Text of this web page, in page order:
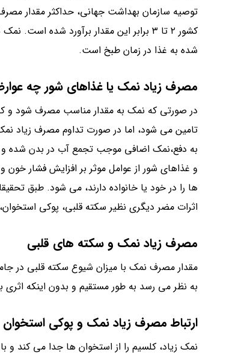
توصیه سازمان بهداشت جهانی، حداکثر مقدار
کشور ۲ تا ۳ برابر این مقدار برآورد
شده به غذا در زمان طبخ است.
مصرف زیاد نمک یا غذاهای شور چه
در صورتی که نمک به مقدار مناسب مصرف شود و
تامین می شود، اما در صورت تداوم مصرف زیاد
به دفع،نمک اضافی موجب تجمع آب در بدن شده
و غذاهای شور از عوامل موثر بر افزایش فشار خون
ها را در خود یا خانواده دارند، می شود. طبق
اثرات مضر دیگری نظیر سکته قلبی، پوکی
مصرف زیاد نمک و سکته های قلبی
مقدار مصرف نمک با میزان شیوع سکته قلبی در
به نظر می رسد به طور مستقیم و بدون اینکه
ارتباط مصرف زیاد نمک و پوکی استخوان
نمک زیاد، کلسیم را از استخوان ها جدا می کند